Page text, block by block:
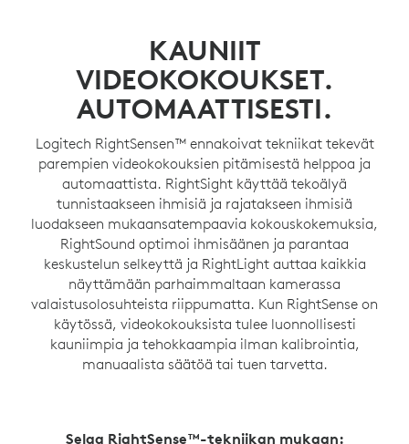
KAUNIIT
VIDEOKOKOUKSET.
AUTOMAATTISESTI.
Logitech RightSensen™ ennakoivat tekniikat tekevät
parempien videokokouksien pitämisestä helppoa ja
automaattista. RightSight käyttää tekoälyä
tunnistaakseen ihmisiä ja rajatakseen ihmisiä
luodakseen mukaansatempaavia kokouskokemuksia,
RightSound optimoi ihmisäänen ja parantaa
keskustelun selkeyttä ja RightLight auttaa kaikkia
näyttämään parhaimmaltaan kamerassa
valaistusolosuhteista riippumatta. Kun RightSense on
käytössä, videokokouksista tulee luonnollisesti
kauniimpia ja tehokkaampia ilman kalibrointia,
manuaalista säätöä tai tuen tarvetta.
Selaa RightSense™-tekniikan mukaan: